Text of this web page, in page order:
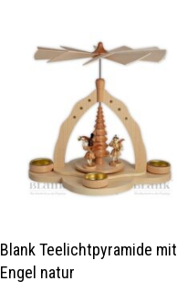
Blank Teelichtpyramide mit
Engel natur